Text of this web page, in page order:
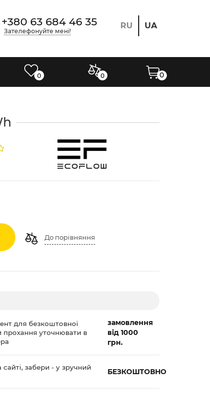
+380 63 684 46 35
Зателефонуйте мені!
RU UA
0 0 0
До порівняння
для безкоштовної
прохання уточнювати в
замовлення
від 1000
грн.
забери - у зручний
БЕЗКОШТОВНО